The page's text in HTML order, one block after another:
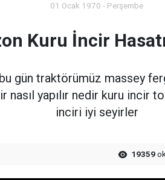
01 Ocak 1970 - Perşembe
Kuru İncir
bu gün traktörümüz massey
nasıl yapılır nedir kuru incir
inciri iyi seyirler
19359